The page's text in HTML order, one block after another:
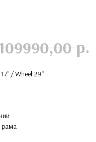
р.
/ Wheel 29''
рама